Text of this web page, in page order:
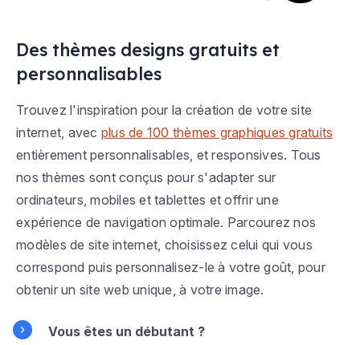
Des thèmes designs gratuits et
personnalisables
Trouvez l'inspiration pour la création de votre site
internet, avec plus de 100 thèmes graphiques gratuits
entièrement personnalisables, et responsives. Tous
nos thèmes sont conçus pour s'adapter sur
ordinateurs, mobiles et tablettes et offrir une
expérience de navigation optimale. Parcourez nos
modèles de site internet, choisissez celui qui vous
correspond puis personnalisez-le à votre goût, pour
obtenir un site web unique, à votre image.
Vous êtes un débutant ?